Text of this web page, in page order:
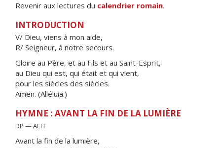
Revenir aux lectures du calendrier romain.
INTRODUCTION
V/ Dieu, viens à mon aide,
R/ Seigneur, à notre secours.
Gloire au Père, et au Fils et au Saint-Esprit,
au Dieu qui est, qui était et qui vient,
pour les siècles des siècles.
Amen. (Alléluia.)
HYMNE : AVANT LA FIN DE LA LUMIÈRE
DP — AELF
Avant la fin de la lumière,